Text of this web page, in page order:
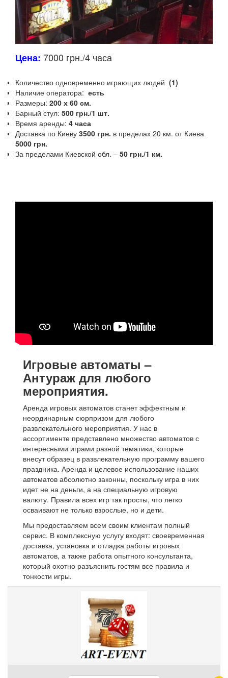
Цена: 7000 грн./4 часа
Количество одновременно играющих людей (1)
Наличие оператора: есть
Размеры: 200 х 60 см.
Барный стул: 500 грн./1 шт.
Время аренды: 4 часа
Доставка по Киеву 3500 грн. в пределах 20 км. от Киева
5000 грн.
За пределами Киевской обл. – 50 грн./1 км.
Игровые автоматы–
Антураж для любого
мероприятия.
Аренда игровых автоматов станет эффектным и
неординарным сюрпризом для любого
развлекательного мероприятия. У нас в
ассортименте представлено множество автоматов с
интересными играми разной тематики, которые
внесут образец в развлекательную программу вашего
праздника. Аренда и целевое использование наших
автоматов абсолютно законны, поскольку игра в них
идет не на деньги, а на специальную игровую
валюту. Правила всех игр так просты, что легко
осваивают не только взрослые, но и дети.
Мы предоставляем всем своим клиентам полный
сервис. В комплексную услугу входят: своевременная
доставка, установка и отладка работы игровых
автоматов, а также работа опытного консультанта,
который охотно разъяснить гостям все правила и
тонкости игры.